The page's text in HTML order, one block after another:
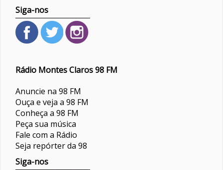
Siga-nos
Rádio Montes Claros 98 FM
Anuncie na 98 FM
Ouça e veja a 98 FM
Conheça a 98 FM
Peça sua música
Fale com a Rádio
Seja repórter da 98
Siga-nos